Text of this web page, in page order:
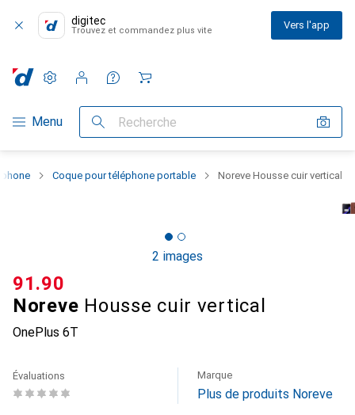
digitec
Trouvez et commandez plus vite Vers l'app
Navigation par catégorie
Menu Recherche
Paramètres
Compte client
Listes de comparaison
Listes d'envies
Panier
Coque pour téléphone portable Noreve Housse cuir vertical
2 images
Noreve Housse cuir vertical
OnePlus 6T
CHF
91.90
Évaluations Marque
Plus de produits Noreve